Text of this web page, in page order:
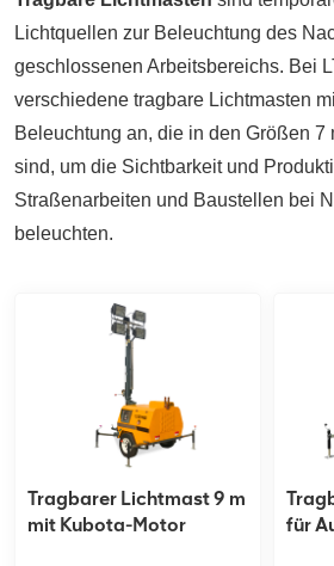
Lichtquellen zur Beleuchtung des
geschlossenen Arbeitsbereichs. Bei
verschiedene tragbare Lichtmasten
Beleuchtung an, die in den Größen 7
sind, um die Sichtbarkeit und
Straßenarbeiten und Baustellen bei
beleuchten.
Tragbarer Lichtmast 9 m
mit Kubota-Motor
für